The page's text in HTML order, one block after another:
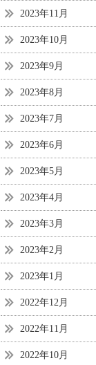
2023年11月
2023年10月
2023年9月
2023年8月
2023年7月
2023年6月
2023年5月
2023年4月
2023年3月
2023年2月
2023年1月
2022年12月
2022年11月
2022年10月